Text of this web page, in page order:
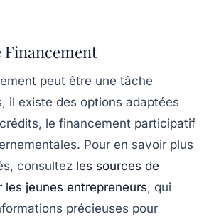
Financement
peut être une tâche
il existe des options adaptées
le financement participatif
Pour en savoir plus
consultez les sources de
jeunes entrepreneurs, qui
précieuses pour